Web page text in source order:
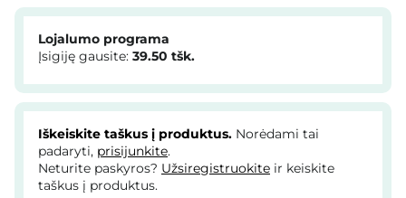
Lojalumo programa
Įsigiję gausite: 39.50 tšk.
Iškeiskite taškus į produktus. Norėdami tai
padaryti, prisijunkite.
Neturite paskyros? Užsiregistruokite ir keiskite
taškus į produktus.